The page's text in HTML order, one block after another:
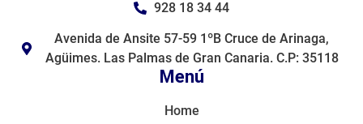
Menú
Home
928 18 34 44
Avenida de Ansite 57-59 1ºB Cruce de Arinaga,
Agüimes. Las Palmas de Gran Canaria. C.P: 35118